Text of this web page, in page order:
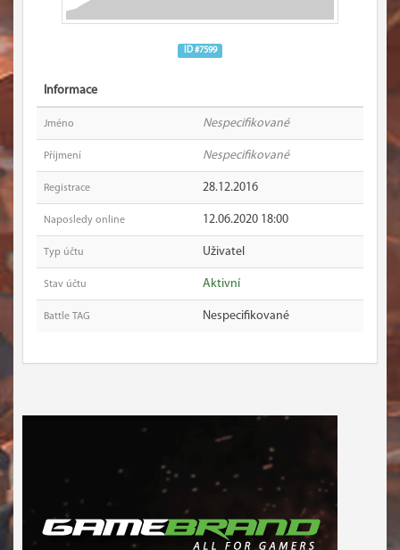
ID #7599
Informace
Jméno Nespecifikované
Příjmení Nespecifikované
Registrace 28.12.2016
Naposledy online 12.06.2020 18:00
Typ účtu Uživatel
Stav účtu Aktivní
Battle TAG Nespecifikované